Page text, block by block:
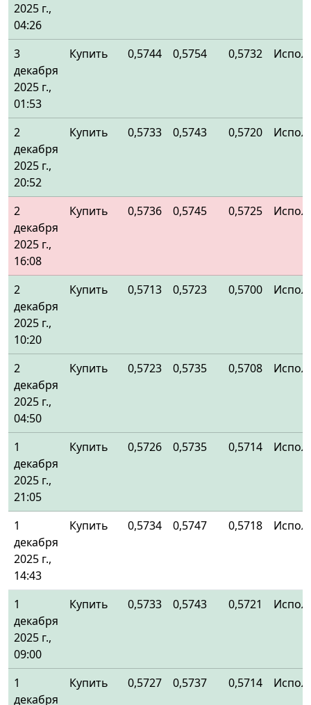
2025 г.,
04:26
3
декабря
2025 г.,
01:53
Купить 0,5744 0,5754 0,5732
2
декабря
2025 г.,
20:52
Купить 0,5733 0,5743 0,5720
2
декабря
2025 г.,
16:08
Купить 0,5736 0,5745 0,5725
2
декабря
2025 г.,
10:20
Купить 0,5713 0,5723 0,5700
2
декабря
2025 г.,
04:50
Купить 0,5723 0,5735 0,5708
1
декабря
2025 г.,
21:05
Купить 0,5726 0,5735 0,5714
1
декабря
2025 г.,
14:43
Купить 0,5734 0,5747 0,5718
1
декабря
2025 г.,
09:00
Купить 0,5733 0,5743 0,5721
1
декабря
Купить 0,5727 0,5737 0,5714